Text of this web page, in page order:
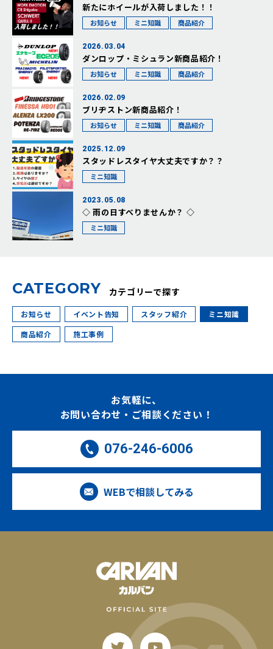
新たにホイールが入荷しました！！
お知らせ ミニ知識 商品紹介
2026.03.04
ダンロップ・ミシュラン新商品紹介！
お知らせ ミニ知識 商品紹介
2026.02.09
ブリヂストン新商品紹介！
お知らせ ミニ知識 商品紹介
2025.12.09
スタッドレスタイヤ大丈夫ですか？？
ミニ知識
2023.05.08
◇ 雨の日すべりませんか？ ◇
ミニ知識
CATEGORY カテゴリーで探す
お知らせ イベント告知 スタッフ紹介
ミニ知識
商品紹介
施工事例
お気軽に、
お問い合わせ・ご相談ください！
076-246-6006
WEBで相談してみる